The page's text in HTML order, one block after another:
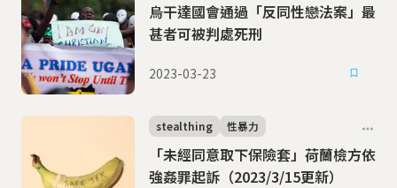
烏干達國會通過「反同性戀法案」最
甚者可被判處死刑
2023-03-23
「未經同意取下保險套」荷蘭檢方依
強姦罪起訴（2023/3/15更新）
stealthing 性暴力